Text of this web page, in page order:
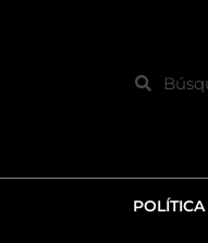
Search
POLÍTICA